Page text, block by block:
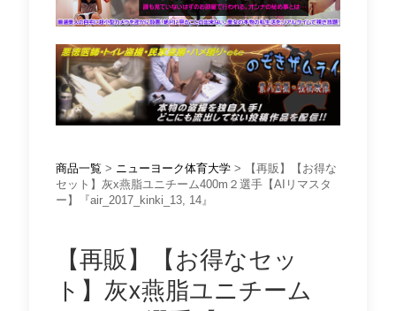
商品一覧 > ニューヨーク体育大学 > 【再販】【お得な
セット】灰x燕脂ユニチーム400m２選手【AIリマスタ
ー】『air_2017_kinki_13, 14』
【再販】【お得なセッ
ト】灰x燕脂ユニチーム